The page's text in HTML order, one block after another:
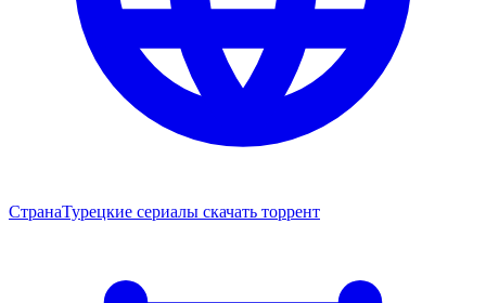
СтранаТурецкие сериалы скачать торрент